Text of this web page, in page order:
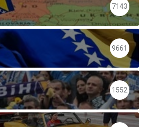
7143
9661
1552